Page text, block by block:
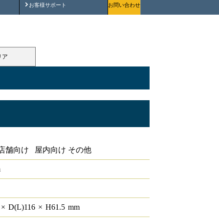
お客様サポート
安全にご使用いただくためにお問い合わせ
ア
舗向け 屋内向け その他
× D(L)116 × H61.5 mm